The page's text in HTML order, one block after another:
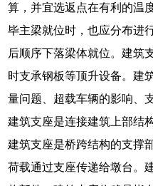
算，并宜选返点在有利的温
毕主梁就位时，也应分布进
后顺序下落梁体就位。建筑
时支承钢板等顶升设备。建
量问题、超载车辆的影响、
建筑支座是连接建筑上部结
建筑支座是桥跨结构的支撑
荷载通过支座传递给墩台。